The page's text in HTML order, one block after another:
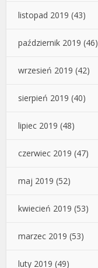
listopad 2019 (43)
październik 2019 (46)
wrzesień 2019 (42)
sierpień 2019 (40)
lipiec 2019 (48)
czerwiec 2019 (47)
maj 2019 (52)
kwiecień 2019 (53)
marzec 2019 (53)
luty 2019 (49)